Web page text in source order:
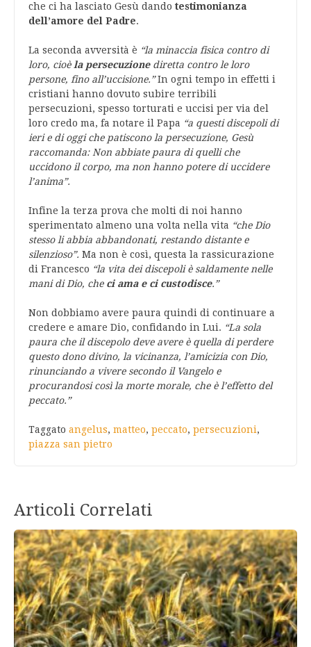
che ci ha lasciato Gesù dando testimonianza
dell’amore del Padre.
La seconda avversità è “la minaccia fisica contro di
loro, cioè la persecuzione diretta contro le loro
persone, fino all’uccisione.”In ogni tempo in effetti i
cristiani hanno dovuto subire terribili
persecuzioni, spesso torturati e uccisi per via del
loro credo ma, fa notare il Papa “a questi discepoli di
ieri e di oggi che patiscono la persecuzione, Gesù
raccomanda: Non abbiate paura di quelli che
uccidono il corpo, ma non hanno potere di uccidere
l’anima”.
Infine la terza prova che molti di noi hanno
sperimentato almeno una volta nella vita “che Dio
stesso li abbia abbandonati, restando distante e
silenzioso”. Ma non è così, questa la rassicurazione
di Francesco “la vita dei discepoli è saldamente nelle
mani di Dio, che ci ama e ci custodisce.”
Non dobbiamo avere paura quindi di continuare a
credere e amare Dio, confidando in Lui. “La sola
paura che il discepolo deve avere è quella di perdere
questo dono divino, la vicinanza, l’amicizia con Dio,
rinunciando a vivere secondo il Vangelo e
procurandosi così la morte morale, che è l’effetto del
peccato.”
Taggato angelus, matteo, peccato, persecuzioni,
piazza san pietro
Articoli Correlati